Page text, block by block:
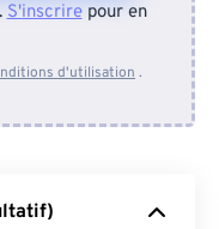
S'inscrirepour en
d'utilisation .